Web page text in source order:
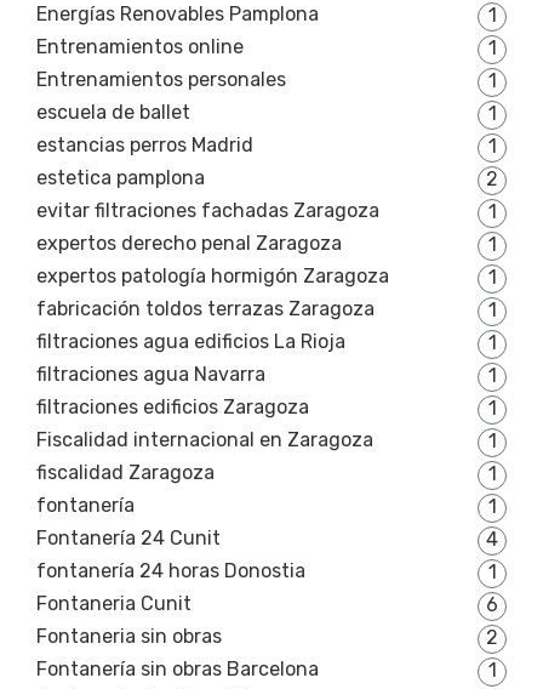
Energías Renovables Pamplona
1
Entrenamientos online
1
Entrenamientos personales
1
escuela de ballet
1
estancias perros Madrid
1
estetica pamplona
2
evitar filtraciones fachadas Zaragoza
1
expertos derecho penal Zaragoza
1
expertos patología hormigón Zaragoza
1
fabricación toldos terrazas Zaragoza
1
filtraciones agua edificios La Rioja
1
filtraciones agua Navarra
1
filtraciones edificios Zaragoza
1
Fiscalidad internacional en Zaragoza
1
fiscalidad Zaragoza
1
fontanería
1
Fontanería 24 Cunit
4
fontanería 24 horas Donostia
1
Fontaneria Cunit
6
Fontaneria sin obras
2
Fontanería sin obras Barcelona
1